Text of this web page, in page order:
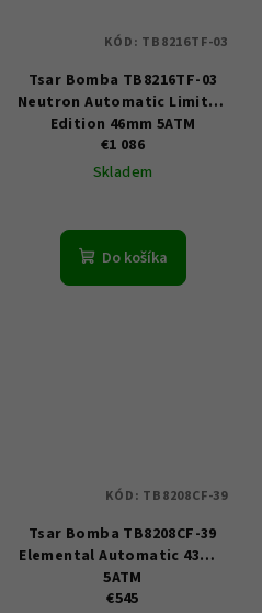
Tsar Bomba TB8216TF-03
Neutron Automatic Limited
Edition 46mm 5ATM
€1 086
Skladem
Do košíka
KÓD: TB8216TF-03
Tsar Bomba TB8208CF-39
Elemental Automatic 43mm
5ATM
€545
KÓD: TB8208CF-39